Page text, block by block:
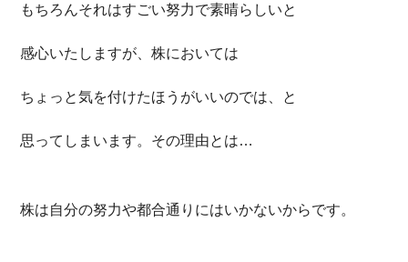
もちろんそれはすごい努力で素晴らしいと
感心いたしますが、株においては
ちょっと気を付けたほうがいいのでは、と
思ってしまいます。その理由とは…
株は自分の努力や都合通りにはいかないからです。